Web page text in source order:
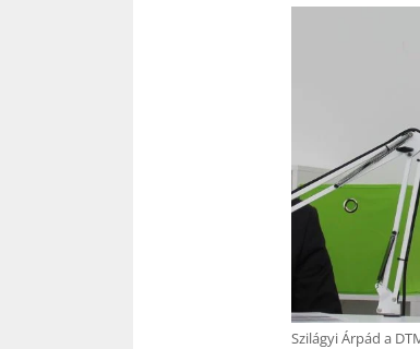
Szilágyi Árpád a